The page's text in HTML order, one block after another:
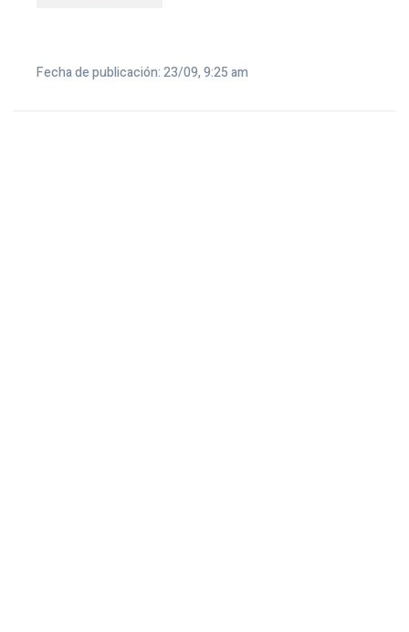
Fecha de publicación: 23/09, 9:25 am